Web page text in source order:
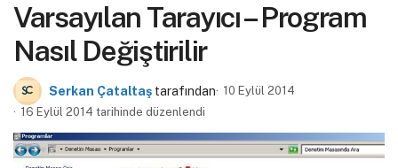
Varsayılan Tarayıcı – Program
Nasıl Değiştirilir
Serkan Çataltaş tarafından
10 Eylül 2014
16 Eylül 2014 tarihinde düzenlendi